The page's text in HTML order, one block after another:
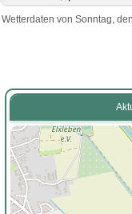
Wetterdaten von Sonntag,